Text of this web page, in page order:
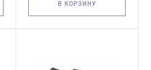
В КОРЗИНУ